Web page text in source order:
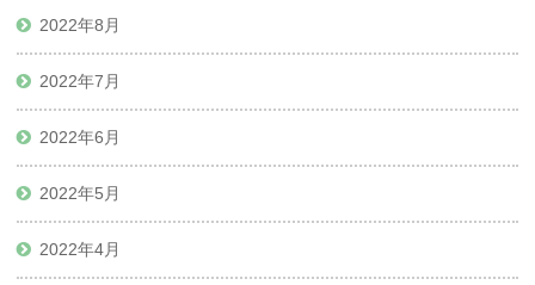
2022年8月
2022年7月
2022年6月
2022年5月
2022年4月